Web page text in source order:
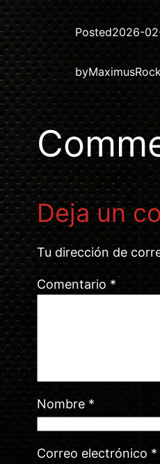
Posted2026-
by
Deja un
Tu dirección de
Comentario *
Nombre *
Correo electrónico *